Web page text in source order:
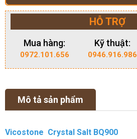
HỖ TRỢ
Mua hàng:
0972.101.656
Kỹ thuật:
0946.916.986
Mô tả sản phẩm
Vicostone Crystal Salt BQ900